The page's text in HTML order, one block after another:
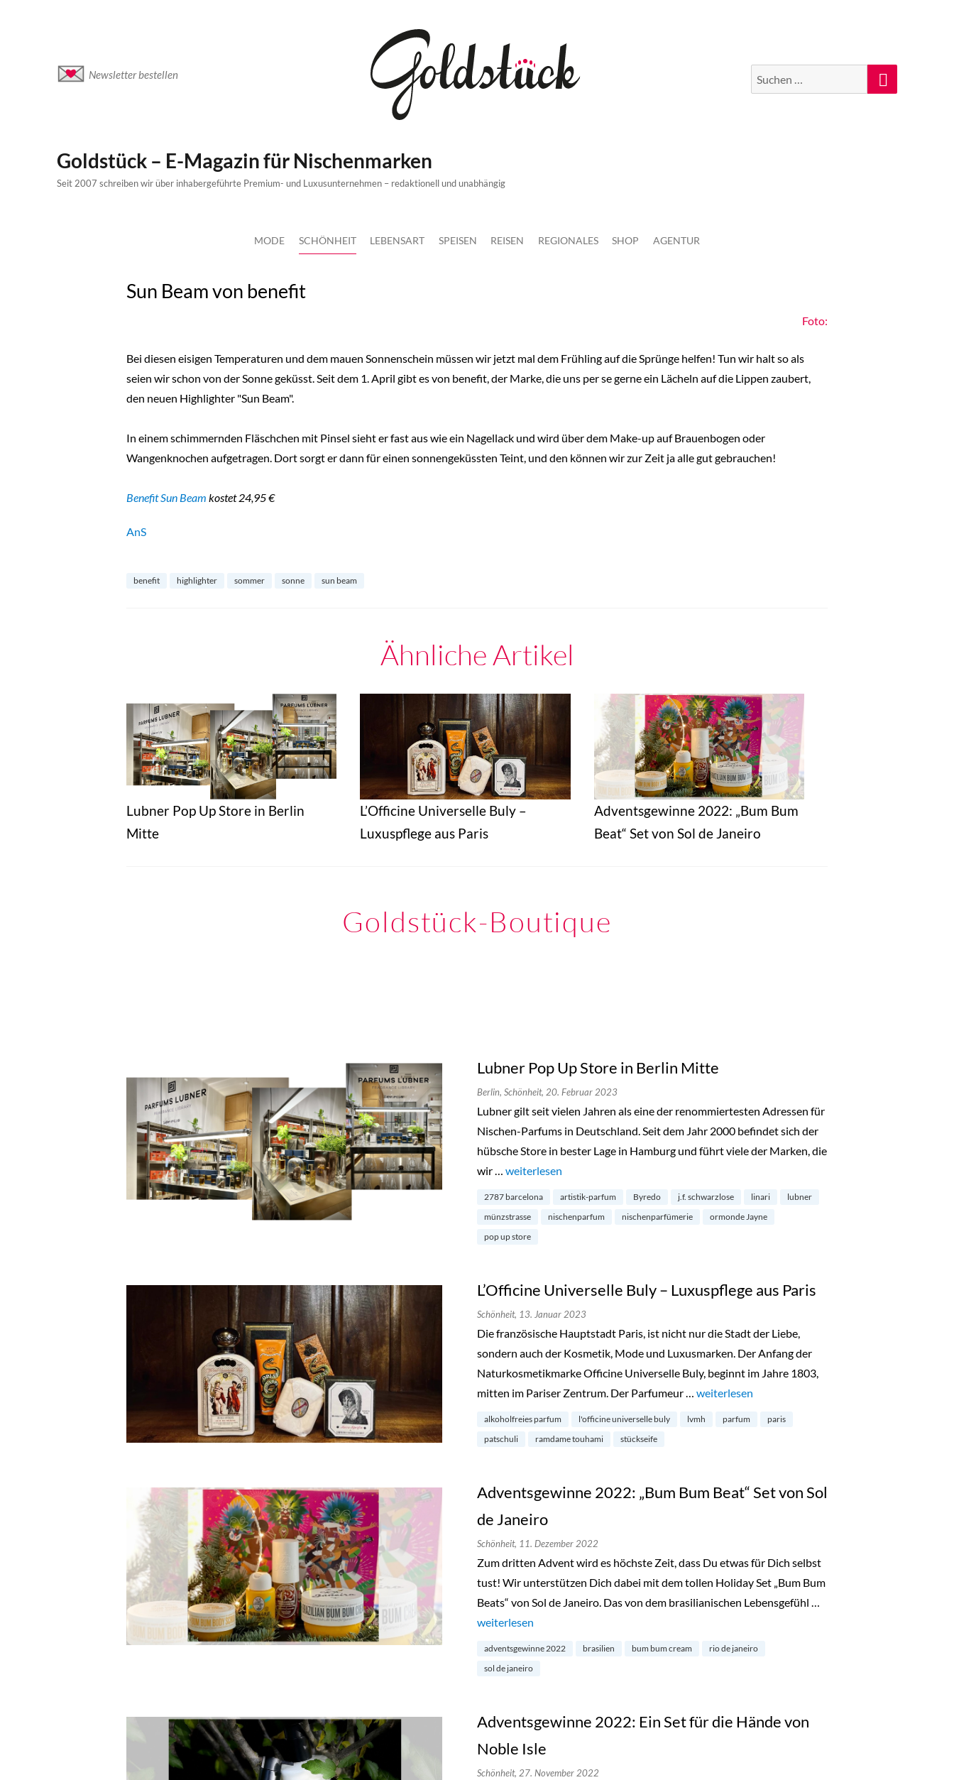
Newsletter bestellen
Suche
nach:
Suchen
Goldstück – E-Magazin für Nischenmarken
Seit 2007 schreiben wir über inhabergeführte Premium- und Luxusunternehmen – redaktionell und unabhängig
MODE SCHÖNHEIT LEBENSART SPEISEN REISEN REGIONALES SHOP AGENTUR
Sun Beam von benefit
Foto:
Bei diesen eisigen Temperaturen und dem mauen Sonnenschein müssen wir jetzt mal dem Frühling auf die Sprünge helfen! Tun wir halt so als
seien wir schon von der Sonne geküsst. Seit dem 1. April gibt es von benefit, der Marke, die uns per se gerne ein Lächeln auf die Lippen zaubert,
den neuen Highlighter "Sun Beam".
In einem schimmernden Fläschchen mit Pinsel sieht er fast aus wie ein Nagellack und wird über dem Make-up auf Brauenbogen oder
Wangenknochen aufgetragen. Dort sorgt er dann für einen sonnengeküssten Teint, und den können wir zur Zeit ja alle gut gebrauchen!
Benefit Sun Beam kostet 24,95 €
AnS
benefit highlighter sommer sonne sun beam
Ähnliche Artikel
Lubner Pop Up Store in Berlin
Mitte
L’Officine Universelle Buly –
Luxuspflege aus Paris
Adventsgewinne 2022: „Bum Bum
Beat“ Set von Sol de Janeiro
Goldstück-Boutique
Lubner Pop Up Store in Berlin Mitte
Berlin, Schönheit, 20. Februar 2023
Lubner gilt seit vielen Jahren als eine der renommiertesten Adressen für
Nischen-Parfums in Deutschland. Seit dem Jahr 2000 befindet sich der
hübsche Store in bester Lage in Hamburg und führt viele der Marken, die
wir … „Lubner Pop Up Store in Berlin Mitte“
weiterlesen
2787 barcelona artistik-parfum Byredo j.f. schwarzlose linari
lubner
münzstrasse
nischenparfum nischenparfümerie
ormonde Jayne
pop up store
L’Officine Universelle Buly – Luxuspflege aus Paris
Schönheit, 13. Januar 2023
Die französische Hauptstadt Paris, ist nicht nur die Stadt der Liebe,
sondern auch der Kosmetik, Mode und Luxusmarken. Der Anfang der
Naturkosmetikmarke Officine Universelle Buly, beginnt im Jahre 1803,
mitten im Pariser Zentrum. Der Parfumeur … „L’Officine Universelle Buly – Luxuspflege aus Paris“
weiterlesen
alkoholfreies parfum l'officine universelle buly lvmh parfum
paris
patschuli
ramdame touhami stückseife
Adventsgewinne 2022: „Bum Bum Beat“ Set von Sol
de Janeiro
Schönheit, 11. Dezember 2022
Zum dritten Advent wird es höchste Zeit, dass Du etwas für Dich selbst
tust! Wir unterstützen Dich dabei mit dem tollen Holiday Set „Bum Bum
Beats“ von Sol de Janeiro. Das von dem brasilianischen Lebensgefühl …
„Adventsgewinne 2022: „Bum Bum Beat“ Set von Sol de Janeiro“
weiterlesen
adventsgewinne 2022 brasilien bum bum cream
rio de janeiro
sol de janeiro
Adventsgewinne 2022: Ein Set für die Hände von
Noble Isle
Schönheit, 27. November 2022